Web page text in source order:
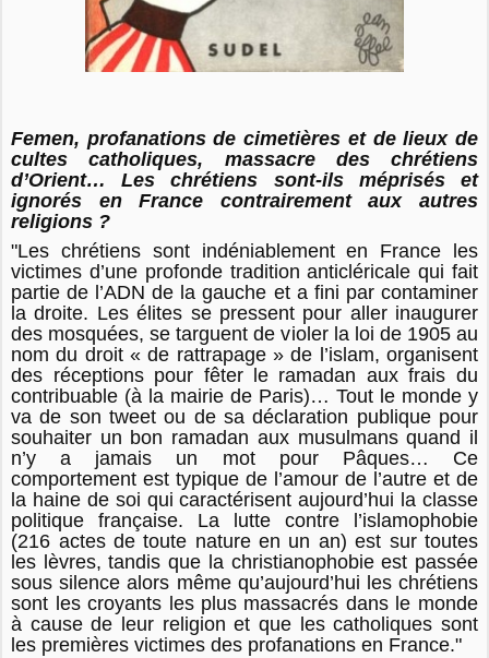
Femen, profanations de cimetières et de lieux de
cultes catholiques, massacre des chrétiens
d’Orient… Les chrétiens sont-ils méprisés et
ignorés en France contrairement aux autres
religions ?
"Les chrétiens sont indéniablement en France les
victimes d’une profonde tradition anticléricale qui fait
partie de l’ADN de la gauche et a fini par contaminer
la droite. Les élites se pressent pour aller inaugurer
des mosquées, se targuent de violer la loi de 1905 au
nom du droit « de rattrapage » de l’islam, organisent
des réceptions pour fêter le ramadan aux frais du
contribuable (à la mairie de Paris)… Tout le monde y
va de son tweet ou de sa déclaration publique pour
souhaiter un bon ramadan aux musulmans quand il
n’y a jamais un mot pour Pâques… Ce
comportement est typique de l’amour de l’autre et de
la haine de soi qui caractérisent aujourd’hui la classe
politique française. La lutte contre l’islamophobie
(216 actes de toute nature en un an) est sur toutes
les lèvres, tandis que la christianophobie est passée
sous silence alors même qu’aujourd’hui les chrétiens
sont les croyants les plus massacrés dans le monde
à cause de leur religion et que les catholiques sont
les premières victimes des profanations en France."